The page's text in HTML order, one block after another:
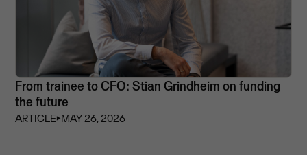
From trainee to CFO: Stian Grindheim on funding
the future
ARTICLE⏵MAY 26, 2026